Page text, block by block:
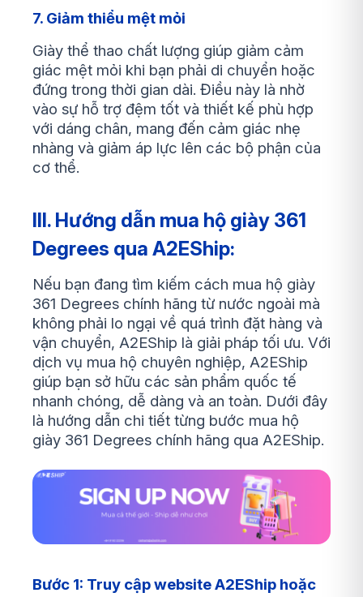
7. Giảm thiểu mệt mỏi
Giày thể thao chất lượng giúp giảm cảm
giác mệt mỏi khi bạn phải di chuyển hoặc
đứng trong thời gian dài. Điều này là nhờ
vào sự hỗ trợ đệm tốt và thiết kế phù hợp
với dáng chân, mang đến cảm giác nhẹ
nhàng và giảm áp lực lên các bộ phận của
cơ thể.
III. Hướng dẫn mua hộ giày 361
Degrees qua A2EShip:
Nếu bạn đang tìm kiếm cách mua hộ giày
361 Degrees chính hãng từ nước ngoài mà
không phải lo ngại về quá trình đặt hàng và
vận chuyển, A2EShip là giải pháp tối ưu. Với
dịch vụ mua hộ chuyên nghiệp, A2EShip
giúp bạn sở hữu các sản phẩm quốc tế
nhanh chóng, dễ dàng và an toàn. Dưới đây
là hướng dẫn chi tiết từng bước mua hộ
giày 361 Degrees chính hãng qua A2EShip.
Bước 1: Truy cập website A2EShip hoặc